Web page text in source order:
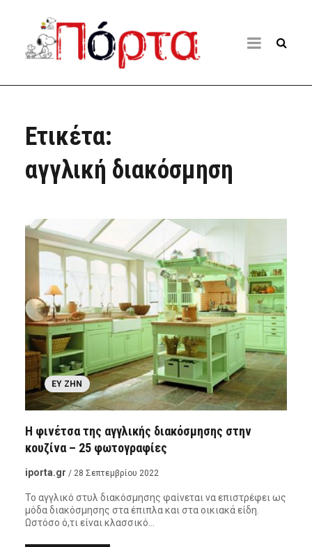
Ετικέτα:
αγγλική διακόσμηση
ΕΥ ΖΗΝ
Η φινέτσα της αγγλικής διακόσμησης στην
κουζίνα – 25 φωτογραφίες
iporta.gr / 28 Σεπτεμβρίου 2022
Το αγγλικό στυλ διακόσμησης φαίνεται να επιστρέφει ως
μόδα διακόσμησης στα έπιπλα και στα οικιακά είδη.
Ωστόσο ό,τι είναι κλασσικό…